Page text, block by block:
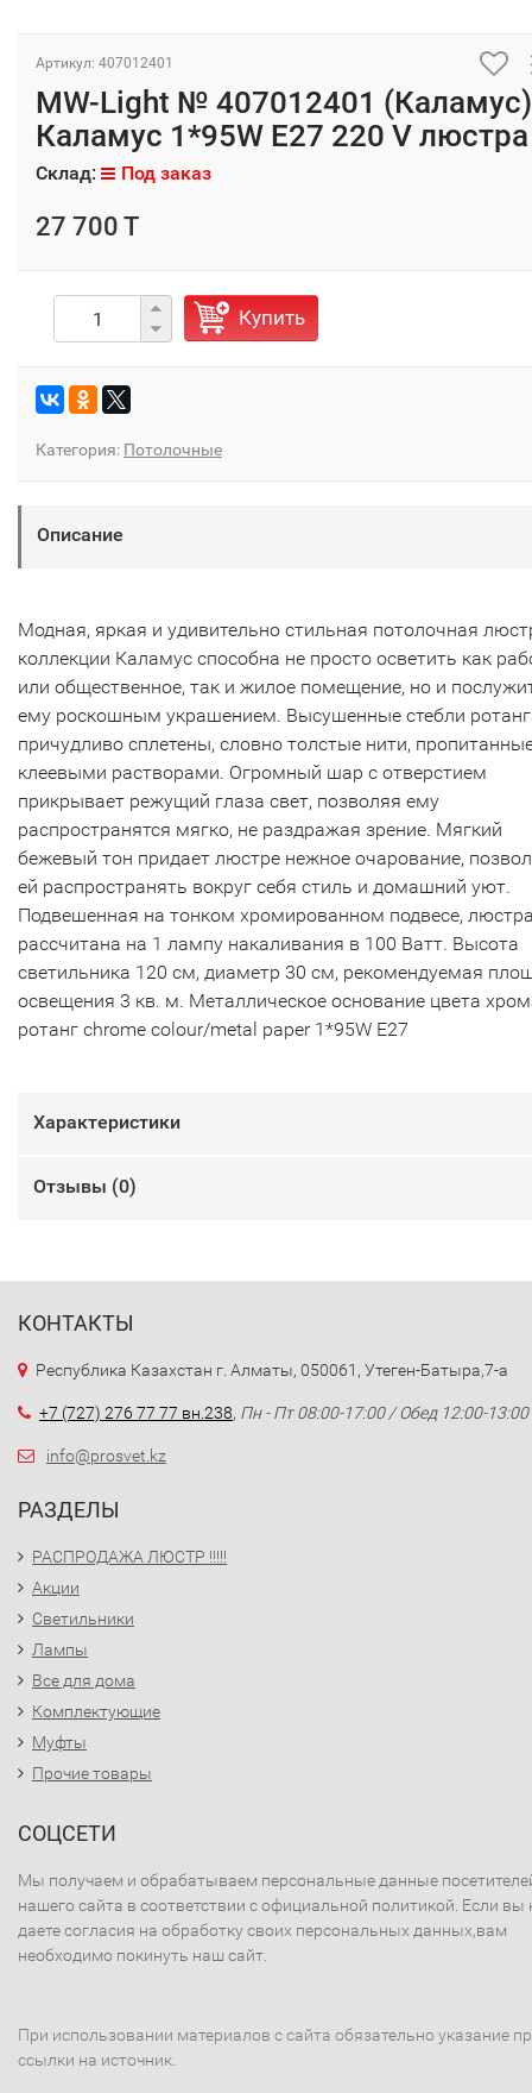
Артикул: 407012401
MW-Light № 407012401 (Каламус)
Каламус 1*95W E27 220 V люстра
Склад: Под заказ
27 700 T
Купить
Категория: Потолочные
Описание
Модная, яркая и удивительно стильная потолочная
коллекции Каламус способна не просто осветить как
или общественное, так и жилое помещение, но и
ему роскошным украшением. Высушенные стебли
причудливо сплетены, словно толстые нити,
клеевыми растворами. Огромный шар с отверстием
прикрывает режущий глаза свет, позволяя ему
распространятся мягко, не раздражая зрение. Мягкий
бежевый тон придает люстре нежное очарование,
ей распространять вокруг себя стиль и домашний уют.
Подвешенная на тонком хромированном подвесе,
рассчитана на 1 лампу накаливания в 100 Ватт. Высота
светильника 120 см, диаметр 30 см, рекомендуемая
освещения 3 кв. м. Металлическое основание цвета
ротанг chrome colour/metal paper 1*95W E27
Характеристики
Отзывы (0)
КОНТАКТЫ
Республика Казахстан г. Алматы, 050061, Утеген-Батыра,7-а
+7 (727) 276 77 77 вн.238, Пн - Пт 08:00-17:00 / Обед 12:00-13:00
info@prosvet.kz
РАЗДЕЛЫ
РАСПРОДАЖА ЛЮСТР !!!!!
Акции
Светильники
Лампы
Все для дома
Комплектующие
Муфты
Прочие товары
СОЦСЕТИ
Мы получаем и обрабатываем персональные данные
нашего сайта в соответствии с официальной политикой. Если вы
даете согласия на обработку своих персональных данных,вам
необходимо покинуть наш сайт.
При использовании материалов с сайта обязательно указание
ссылки на источник.